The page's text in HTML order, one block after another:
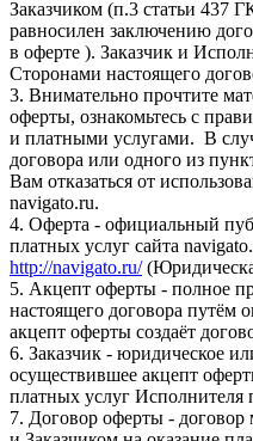
Заказчиком (п.3 статьи 437
равносилен заключению
в оферте ). Заказчик и
Сторонами настоящего
3. Внимательно прочтите
оферты, ознакомьтесь с
и платными услугами. В
договора или одного из
Вам отказаться от
navigato.ru.
4. Оферта - официальный
платных услуг сайта
http://navigato.ru/
5. Акцепт оферты - полное
настоящего договора путём
акцепт оферты создаёт
6. Заказчик - юридическое
осуществившее акцепт
платных услуг Исполнителя
7. Договор оферты -